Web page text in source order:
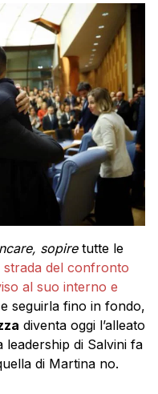
sopiretutte le
strada del confronto
al suo interno e
e seguirla fino in fondo,
diventa oggi l’alleato
leadership di Salvini fa
di Martina no.